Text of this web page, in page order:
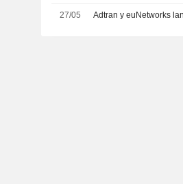
27/05 Adtran y euNetworks